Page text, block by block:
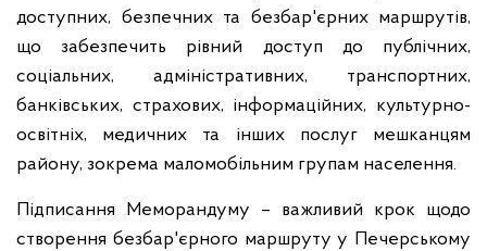
доступних, безпечних та безбар'єрних маршрутів,
що забезпечить рівний доступ до публічних,
соціальних, адміністративних, транспортних,
банківських, страхових, інформаційних, культурно-
освітніх, медичних та інших послуг мешканцям
району, зокрема маломобільним групам населення.
Підписання Меморандуму – важливий крок щодо
створення безбар'єрного маршруту у Печерському